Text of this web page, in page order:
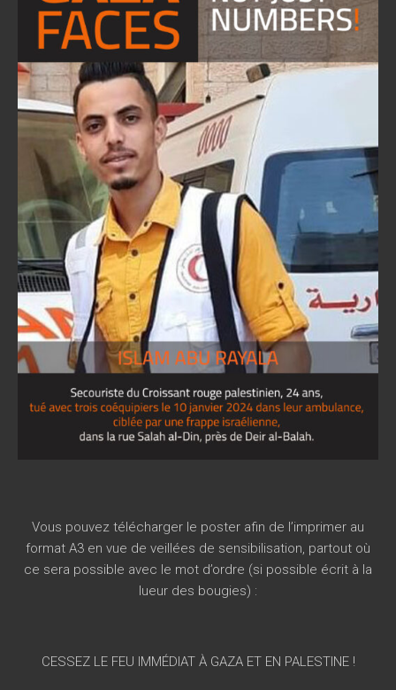
Vous pouvez télécharger le poster afin de l’imprimer au
format A3 en vue de veillées de sensibilisation, partout où
ce sera possible avec le mot d’ordre (si possible écrit à la
lueur des bougies) :
CESSEZ LE FEU IMMÉDIAT À GAZA ET EN PALESTINE !